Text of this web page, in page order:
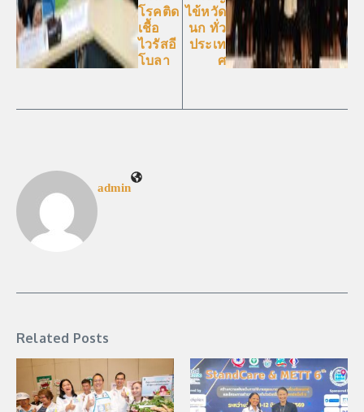
โรคติด
เชื้อ
ไวรัสอี
โบลา
ไข้หวัด
นก ทั่ว
ประเท
ศ
admin
Related Posts